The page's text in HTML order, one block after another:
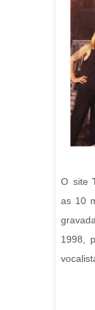
O site
as 10
1998,